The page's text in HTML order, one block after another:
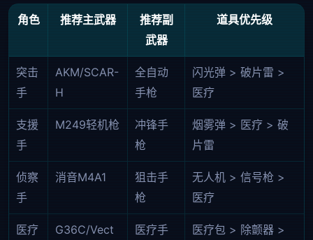
角色 推荐主武器
推荐副
武器
道具优先级
突击
手
AKM/SCAR-
H
全自动
手枪
闪光弹 > 破片雷 >
医疗
支援
手
M249轻机枪
冲锋手
枪
烟雾弹 > 医疗 > 破
片雷
侦察
手
消音M4A1
狙击手
枪
无人机 > 信号枪 >
医疗
医疗
G36C/Vect
医疗手
医疗包 > 除颤器 >